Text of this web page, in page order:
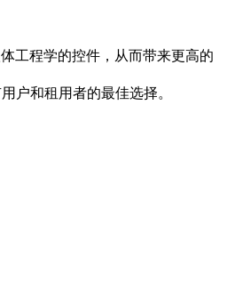
工程学的控件，从而带来更高的
户和租用者的最佳选择。